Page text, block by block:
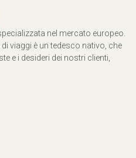
nel mercato europeo.
viaggi è un tedesco nativo, che
e i desideri dei nostri clienti,